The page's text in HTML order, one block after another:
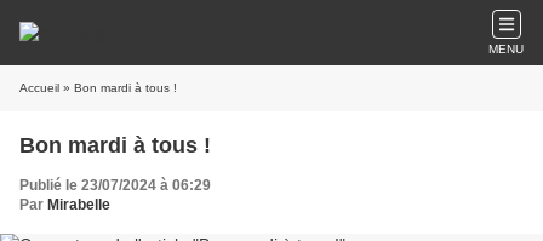
MENU
Accueil » Bon mardi à tous !
Bon mardi à tous !
Publié le 23/07/2024 à 06:29
Par Mirabelle